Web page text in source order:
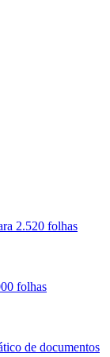
2.520 folhas
folhas
de documentos